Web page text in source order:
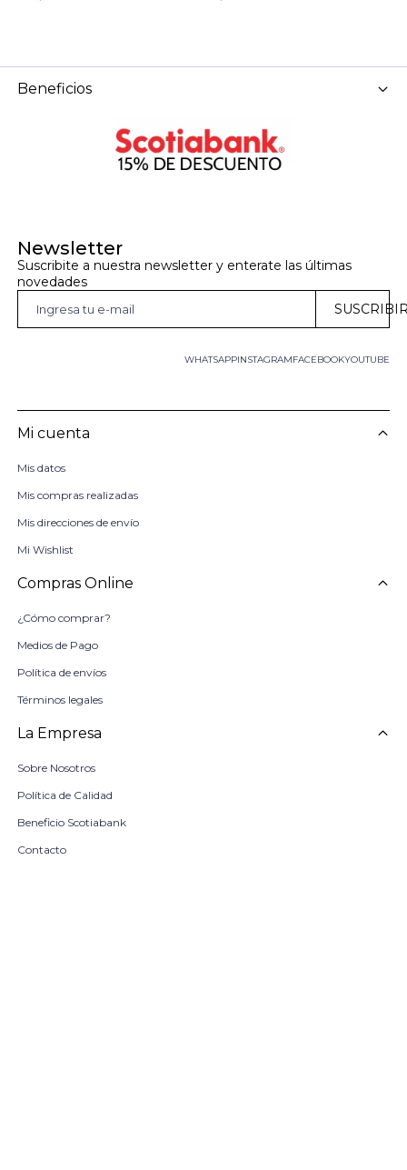
Newsletter
Suscribite a nuestra newsletter y enterate las últimas
novedades
WHATSAPP FACEBOOKYOUTUBE
INSTAGRAM
Mi cuenta
Mis datos
Mis compras realizadas
Mis direcciones de envío
Mi Wishlist
Compras Online
¿Cómo comprar?
Medios de Pago
Política de envíos
Términos legales
La Empresa
Sobre Nosotros
Política de Calidad
Beneficio Scotiabank
Contacto
Beneficios